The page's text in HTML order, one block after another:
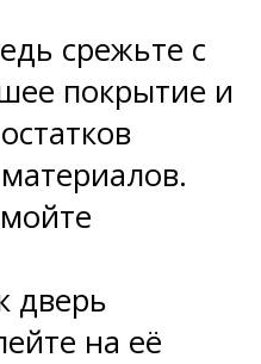
срежьте с
покрытие и
дверь
на её